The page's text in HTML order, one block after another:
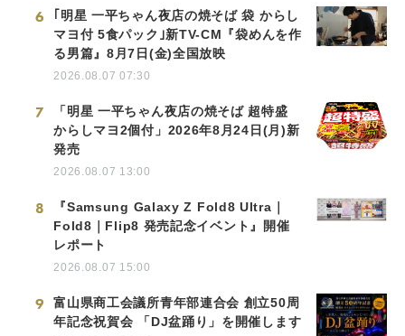
6
｢明星 一平ちゃん夜店の焼そば 袋 からし
マヨ付 5食パック｣新TV-CM『袋めんを作
る男篇』8月7日(金)全国放映
2026.08.07 07:30
7
「明星 一平ちゃん夜店の焼そば 超特盛
からしマヨ2個付」2026年8月24日(月)新
発売
2026.08.07 13:00
8
『Samsung Galaxy Z Fold8 Ultra｜
Fold8｜Flip8 発売記念イベント』開催
レポート
2026.08.07 15:00
9
富山県商工会議所青年部連合会 創立50周
年記念祝賀会 「DJ盆踊り」を開催します
English